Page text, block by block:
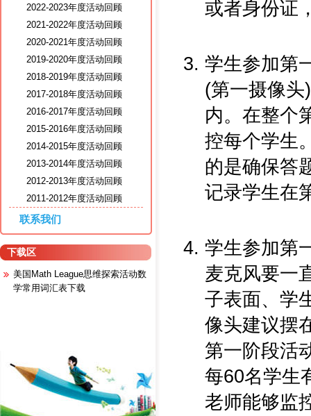
2022-2023年度活动回顾
2021-2022年度活动回顾
2020-2021年度活动回顾
2019-2020年度活动回顾
2018-2019年度活动回顾
2017-2018年度活动回顾
2016-2017年度活动回顾
2015-2016年度活动回顾
2014-2015年度活动回顾
2013-2014年度活动回顾
2012-2013年度活动回顾
2011-2012年度活动回顾
联系我们
下载区
美国Math League思维探索活动数
学常用词汇表下载
或者身份证
学生参加第
(第一摄像
内。在整个
控每个学生
的是确保答
记录学生在
学生参加第
麦克风要一
子表面、学
像头建议摆
第一阶段活
每60名学生
老师能够监